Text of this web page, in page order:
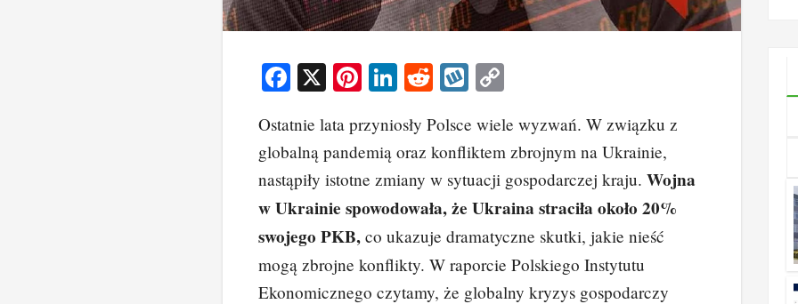
F
c
e
b
o
o
k
X
Pi
er
e
st
Li
k
e
dI
n
R
d
di
t
W
o
p
p
y
Li
n
k
Ostatnie lata przyniosły Polsce wiele wyzwań. W związku z
globalną pandemią oraz konfliktem zbrojnym na Ukrainie,
nastąpiły istotne zmiany w sytuacji gospodarczej kraju. Wojna
w Ukrainie spowodowała, że Ukraina straciła około 20%
swojego PKB, co ukazuje dramatyczne skutki, jakie nieść
mogą zbrojne konflikty. W raporcie Polskiego Instytutu
Ekonomicznego czytamy, że globalny kryzys gospodarczy